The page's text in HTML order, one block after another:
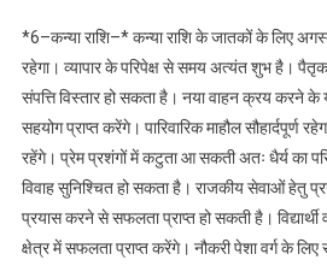
*6–कन्या राशि–* कन्या राशि के जातकों के लिए
रहेगा। व्यापार के परिपेक्ष से समय अत्यंत शुभ है।
संपत्ति विस्तार हो सकता है। नया वाहन क्रय करने के
सहयोग प्राप्त करेंगे। पारिवारिक माहौल सौहार्दपूर्ण
रहेंगे। प्रेम प्रशंगों में कटुता आ सकती अतः धैर्य का
विवाह सुनिश्चित हो सकता है। राजकीय सेवाओं हेतु
प्रयास करने से सफलता प्राप्त हो सकती है।
क्षेत्र में सफलता प्राप्त करेंगे। नौकरी पेशा वर्ग के